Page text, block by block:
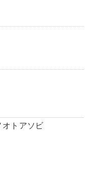
オトアソビ